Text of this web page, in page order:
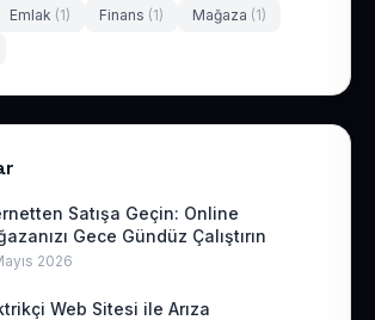
Emlak (1) Finans (1) Mağaza (1)
Satışa Geçin: Online
Gece Gündüz Çalıştırın
2026
Web Sitesi ile Arıza